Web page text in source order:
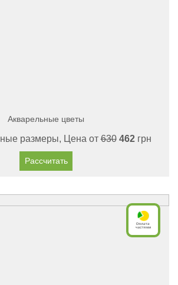
Акварельные цветы
размеры, Цена от630 462грн
Рассчитать